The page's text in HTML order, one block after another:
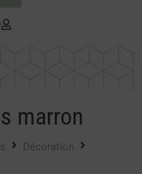
marron
Décoration